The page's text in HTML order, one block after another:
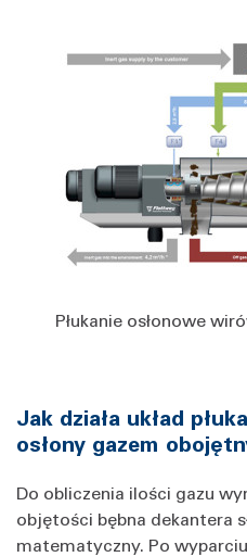
Płukanie osłonowe
Jak działa układ
osłony gazem
Do obliczenia ilości gazu
objętości bębna dekantera
matematyczny. Po